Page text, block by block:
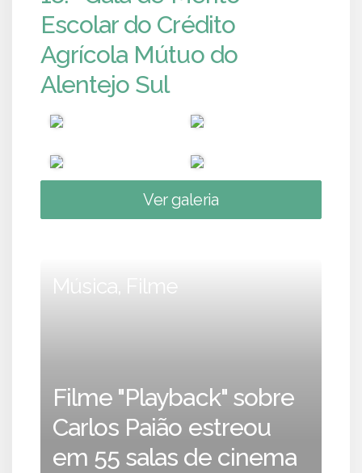
Escolar do Crédito
Agrícola Mútuo do
Alentejo Sul
Ver galeria
Música, Filme
Filme "Playback" sobre
Carlos Paião estreou
em 55 salas de cinema